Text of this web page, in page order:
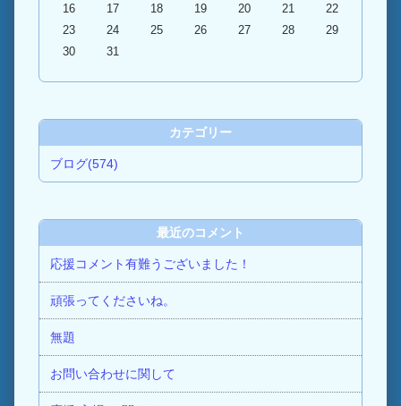
16
17 18 19 20 21
22
23
24 25 26 27 28
29
30
31
カテゴリー
ブログ(574)
最近のコメント
応援コメント有難うございました！
頑張ってくださいね。
無題
お問い合わせに関して